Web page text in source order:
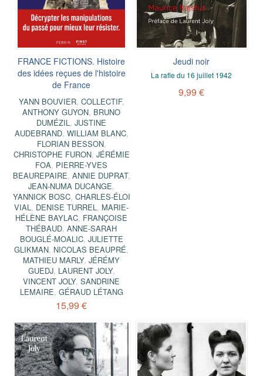
FRANCE FICTIONS. Histoire
des idées reçues de l'histoire
de France
YANN BOUVIER, COLLECTIF,
ANTHONY GUYON, BRUNO
DUMÉZIL,JUSTINE
AUDEBRAND, WILLIAM BLANC,
FLORIAN BESSON,
CHRISTOPHE FURON, JÉRÉMIE
FOA, PIERRE-YVES
BEAUREPAIRE, ANNIE DUPRAT,
JEAN-NUMA DUCANGE,
YANNICK BOSC, CHARLES-ÉLOI
VIAL, DENISE TURREL, MARIE-
HÉLÈNE BAYLAC, FRANÇOISE
THÉBAUD,ANNE-SARAH
BOUGLÉ-MOALIC, JULIETTE
GLIKMAN, NICOLAS BEAUPRÉ,
MATHIEU MARLY,JÉRÉMY
GUEDJ, LAURENT JOLY,
VINCENT JOLY,SANDRINE
LEMAIRE, GÉRAUD LÉTANG
15,99 €
Jeudi noir
La rafle du 16 juillet 1942
9,99 €